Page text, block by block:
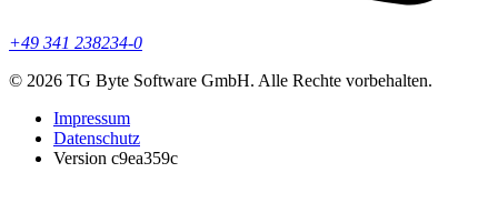
+49 341 238234-0
© 2026 TG Byte Software GmbH. Alle Rechte vorbehalten.
Impressum
Datenschutz
Version c9ea359c